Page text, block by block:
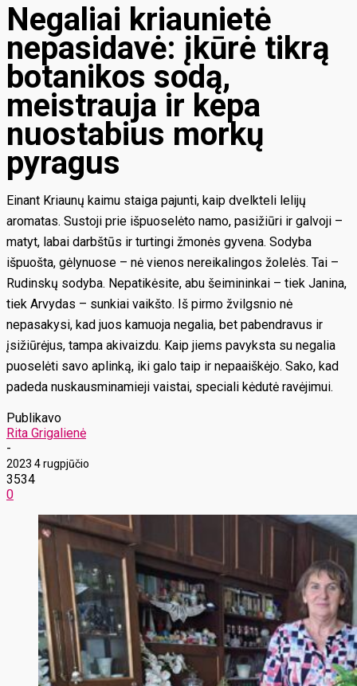
Negaliai kriaunietė
nepasidavė: įkūrė tikrą
botanikos sodą,
meistrauja ir kepa
nuostabius morkų
pyragus
Einant Kriaunų kaimu staiga pajunti, kaip dvelkteli lelijų
aromatas. Sustoji prie išpuoselėto namo, pasižiūri ir galvoji –
matyt, labai darbštūs ir turtingi žmonės gyvena. Sodyba
išpuošta, gėlynuose – nė vienos nereikalingos žolelės. Tai –
Rudinskų sodyba. Nepatikėsite, abu šeimininkai – tiek Janina,
tiek Arvydas – sunkiai vaikšto. Iš pirmo žvilgsnio nė
nepasakysi, kad juos kamuoja negalia, bet pabendravus ir
įsižiūrėjus, tampa akivaizdu. Kaip jiems pavyksta su negalia
puoselėti savo aplinką, iki galo taip ir nepaaiškėjo. Sako, kad
padeda nuskausminamieji vaistai, speciali kėdutė ravėjimui.
Publikavo
Rita Grigalienė
-
2023 4 rugpjūčio
3534
0